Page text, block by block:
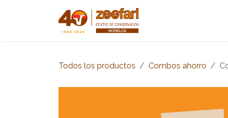
Todos los productos Combos ahorro